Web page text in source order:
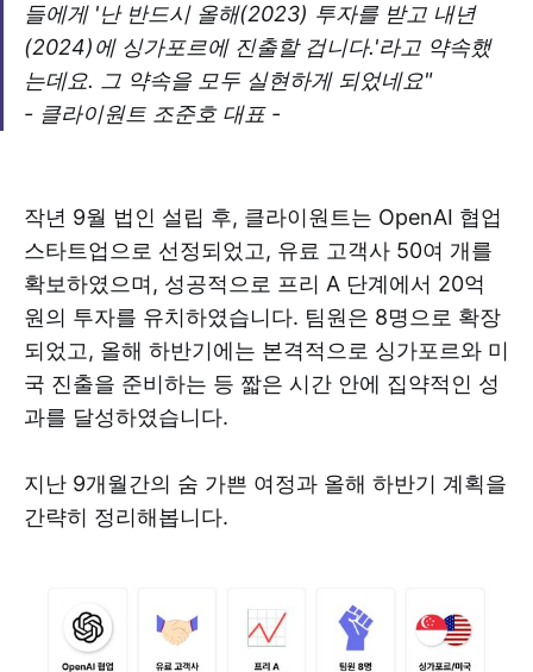
들에게 '난 반드시 올해(2023) 투자를 받고 내년
(2024)에 싱가포르에 진출할 겁니다.'라고 약속했
는데요. 그 약속을 모두 실현하게 되었네요"
- 클라이원트 조준호 대표 -
작년 9월 법인 설립 후, 클라이원트는 OpenAI 협업
스타트업으로 선정되었고, 유료 고객사 50여 개를
확보하였으며, 성공적으로 프리 A 단계에서 20억
원의 투자를 유치하였습니다. 팀원은 8명으로 확장
되었고, 올해 하반기에는 본격적으로 싱가포르와 미
국 진출을 준비하는 등 짧은 시간 안에 집약적인 성
과를 달성하였습니다.
지난 9개월간의 숨 가쁜 여정과 올해 하반기 계획을
간략히 정리해봅니다.